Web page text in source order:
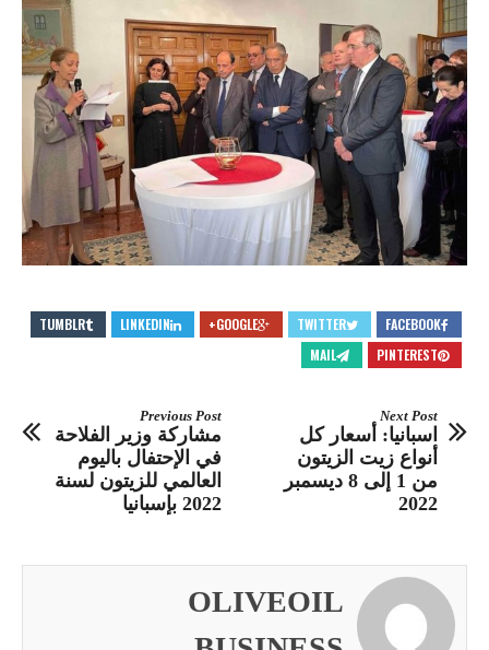
FACEBOOK
TWITTER
GOOGLE+
LINKEDIN
TUMBLR
PINTEREST
MAIL
Previous Post
مشاركة وزير الفلاحة
في الإحتفال باليوم
العالمي للزيتون لسنة
2022 بإسبانيا
Next Post
اسبانيا: أسعار كل
أنواع زيت الزيتون
من 1 إلى 8 ديسمبر
2022
OLIVEOIL